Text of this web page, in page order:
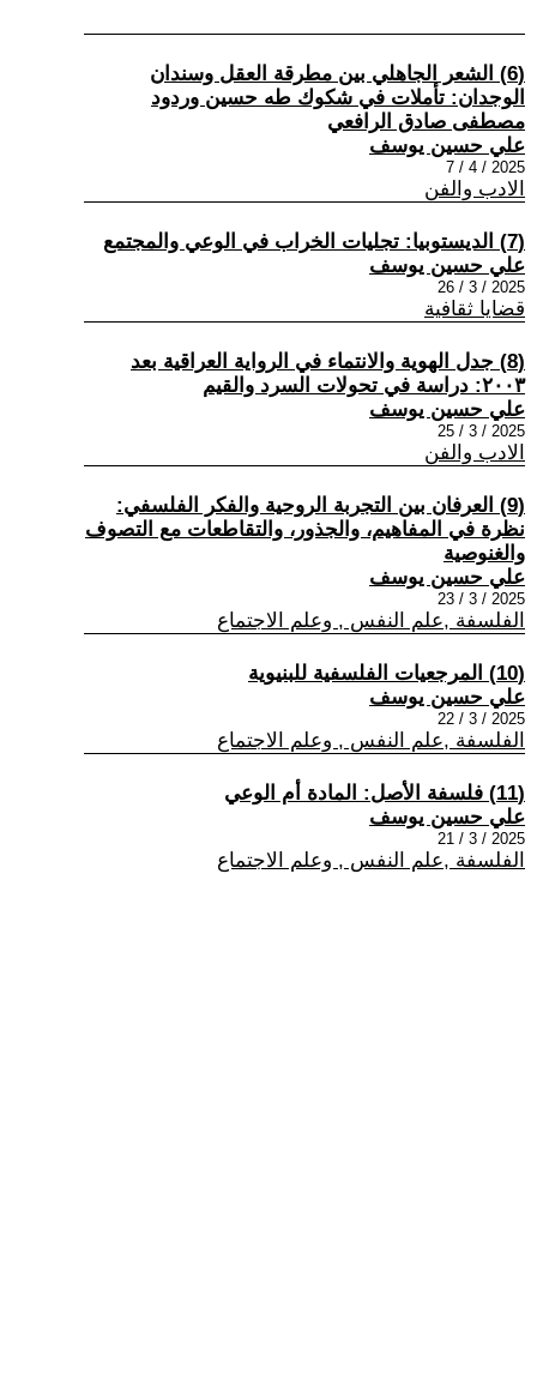
(6) الشعر الجاهلي بين مطرقة العقل وسندان
الوجدان: تأملات في شكوك طه حسين وردود
مصطفى صادق الرافعي
علي حسين يوسف
2025 / 4 / 7
الادب والفن
(7) الديستوبيا: تجليات الخراب في الوعي والمجتمع
علي حسين يوسف
2025 / 3 / 26
قضايا ثقافية
(8) جدل الهوية والانتماء في الرواية العراقية بعد
٢٠٠٣: دراسة في تحولات السرد والقيم
علي حسين يوسف
2025 / 3 / 25
الادب والفن
(9) العرفان بين التجربة الروحية والفكر الفلسفي:
نظرة في المفاهيم، والجذور، والتقاطعات مع التصوف
والغنوصية
علي حسين يوسف
2025 / 3 / 23
الفلسفة ,علم النفس , وعلم الاجتماع
(10) المرجعيات الفلسفية للبنيوية
علي حسين يوسف
2025 / 3 / 22
الفلسفة ,علم النفس , وعلم الاجتماع
(11) فلسفة الأصل: المادة أم الوعي
علي حسين يوسف
2025 / 3 / 21
الفلسفة ,علم النفس , وعلم الاجتماع